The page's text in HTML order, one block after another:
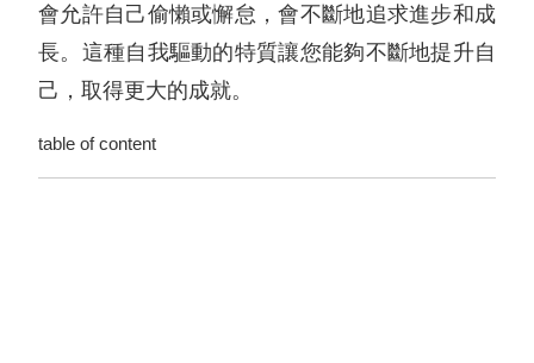
會允許自己偷懶或懈怠，會不斷地追求進步和成
長。這種自我驅動的特質讓您能夠不斷地提升自
己，取得更大的成就。
table of content